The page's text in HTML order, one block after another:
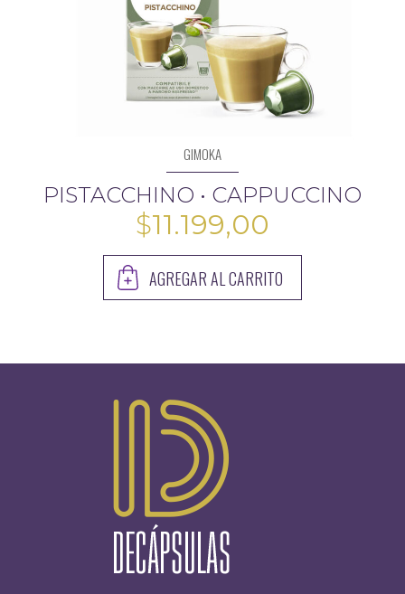
$
11.199,00
GIMOKA
PISTACCHINO • CAPPUCCINO
$11.199,00
AGREGAR AL CARRITO